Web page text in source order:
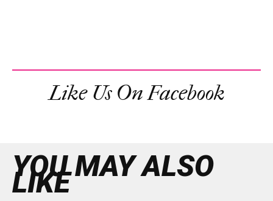
Like Us On Facebook
YOU MAY ALSO
LIKE